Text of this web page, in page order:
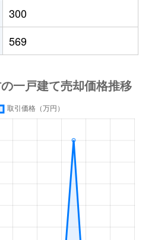
300
569